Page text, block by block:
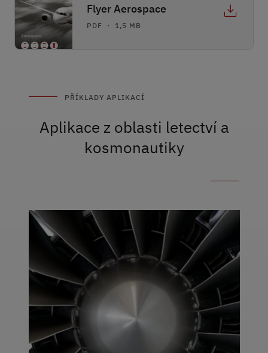
Flyer Aerospace
PDF ・ 1,5 MB
PŘÍKLADY APLIKACÍ
Aplikace z oblasti letectví a
kosmonautiky